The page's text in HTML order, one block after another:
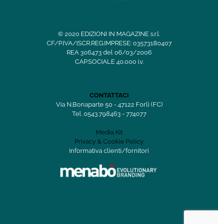
© 2020 EDIZIONI IN MAGAZINE s.r.l.
CF/P.IVA/ISCR.REG.IMPRESE: 03573180407
REA 306473 del 06/03/2006
CAP.SOCIALE 40.000 i.v.
CONTATTACI
Via N.Bonaparte 50 - 47122 Forlì (FC)
Tel. 0543.798463 - 774077
Media Kit
Privacy & Cookie Policy
Informativa clienti/fornitori